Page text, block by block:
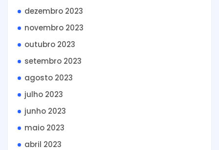
dezembro 2023
novembro 2023
outubro 2023
setembro 2023
agosto 2023
julho 2023
junho 2023
maio 2023
abril 2023